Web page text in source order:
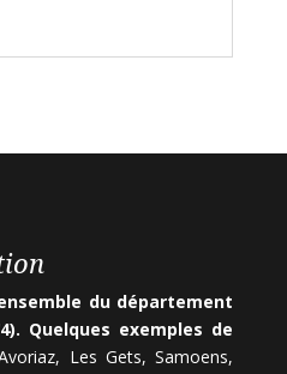
du département
Quelques exemples de
Les Gets, Samoens,